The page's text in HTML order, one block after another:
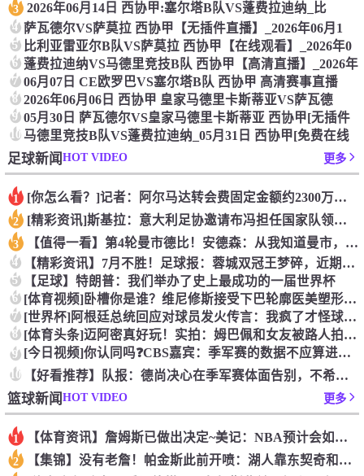
3 2026年06月14日 西协甲:塞尔塔B队VS蓬费拉迪纳_比
4 萨瓦德尔VS萨莫拉 西协甲【无插件直播】_2026年06月1
5 比利亚雷亚尔B队VS萨莫拉 西协甲【在线观看】_2026年0
6 蓬费拉迪纳VS马德里竞技B队 西协甲【高清直播】_2026年
7 06月07日 CE欧罗巴VS塞尔塔B队 西协甲 高清赛事直播
8 2026年06月06日 西协甲 皇家马德里卡斯蒂亚VS萨瓦德
9 05月30日 萨瓦德尔VS皇家马德里卡斯蒂亚 西协甲[无插件
10马德里竞技B队VS蓬费拉迪纳_05月31日 西协甲[免费在线
足球新闻HOT VIDEO 更多
1 [你怎么看？]记者：阿尔马达转会费固定金额约2300万欧，外
2 [精彩资讯]斯基拉：意大利足协邀请布冯担任国家队领队，但遭到
3 【值得一看】第4轮曼市德比！安德森：从我知道曼市，曼城就是这
4 【精彩资讯】7月不胜！足球报：蓉城双冠王梦碎，近期成绩下滑要
5 【足球】特朗普：我们举办了史上最成功的一届世界杯
6 [体育视频]卧槽你是谁？维尼修斯接受下巴轮廓医美塑形，突然变
7 [世界杯]阿根廷总统回应对球员发火传言：我疯了才怪球员？全是
8 [体育头条]迈阿密真好玩！实拍：姆巴佩和女友被路人拍到在夜店
9 [今日视频]你认同吗❓️CBS嘉宾：季军赛的数据不应算进去，
10 【好看推荐】队报：德尚决心在季军赛体面告别，不希望以两连败收
篮球新闻HOT VIDEO 更多
1 【体育资讯】詹姆斯已做出决定~美记：NBA预计会如期公布新赛
2
【集锦】没有老詹！帕金斯此前开喷：湖人靠东契奇和里夫斯没人会